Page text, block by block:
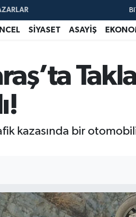
SİYASET ASAYİŞ
kazasında bir